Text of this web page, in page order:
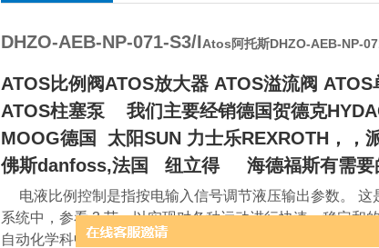
DHZO-AEB-NP-071-S3/IAtos阿托斯DHZO-AEB-NP-
ATOS比例阀ATOS放大器 ATOS溢流阀
ATOS柱塞泵 我们主要经销德国贺德克
MOOG德国 太阳SUN 力士乐REXROTH，
佛斯danfoss,法国 纽立得 海德福斯有需要
电液比例控制是指按电输入信号调节液压输出参数。
系统中，参看 3 节，以实现对各种运动进行快速、稳定和
自动化学科中的一个组成部分。数据、控制、警报等信息